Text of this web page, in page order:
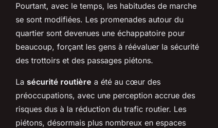
Pourtant, avec le temps, les habitudes de marche
se sont modifiées. Les promenades autour du
quartier sont devenues une échappatoire pour
beaucoup, forçant les gens à réévaluer la sécurité
des trottoirs et des passages piétons.
La sécurité routière a été au cœur des
préoccupations, avec une perception accrue des
risques dus à la réduction du trafic routier. Les
piétons, désormais plus nombreux en espaces